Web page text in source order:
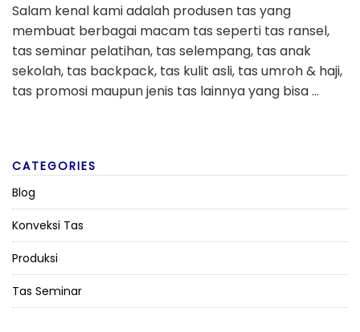
Salam kenal kami adalah produsen tas yang
membuat berbagai macam tas seperti tas ransel,
tas seminar pelatihan, tas selempang, tas anak
sekolah, tas backpack, tas kulit asli, tas umroh & haji,
tas promosi maupun jenis tas lainnya yang bisa …
CATEGORIES
Blog
Konveksi Tas
Produksi
Tas Seminar